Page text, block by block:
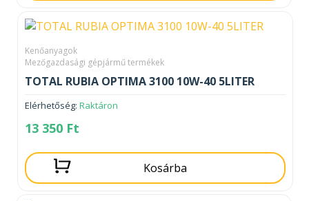
Kenőanyagok
Mezőgazdasági gépjármű termékek
TOTAL RUBIA OPTIMA 3100 10W-40 5LITER
Elérhetőség: Raktáron
13 350 Ft
Kosárba